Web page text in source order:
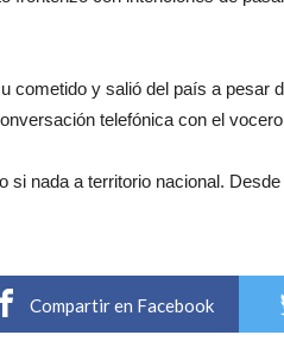
cometido y salió del país a pesar
telefónica con el
si nada a territorio nacional.
Compartir en Facebook